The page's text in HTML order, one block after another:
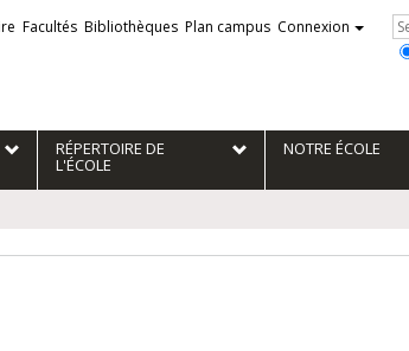
Facultés Bibliothèques Plan campus Connexion
RÉPERTOIRE DE
L'ÉCOLE
NOTRE ÉCOLE